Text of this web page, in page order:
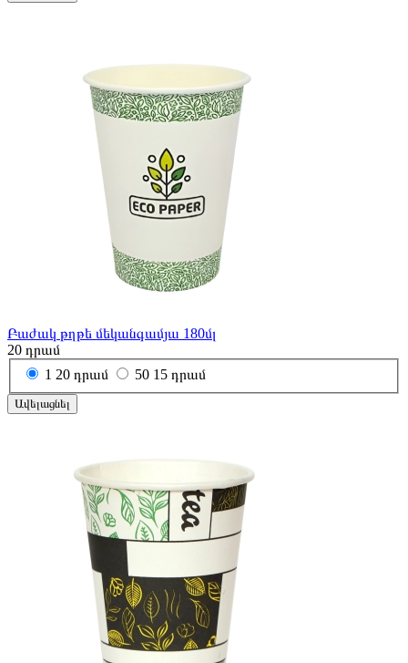
Բաժակ թղթե մեկանգամյա 180մլ
20 դրամ
1 20 դրամ 50 15 դրամ
Ավելացնել